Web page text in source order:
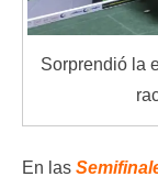
Sorprendió la
En las